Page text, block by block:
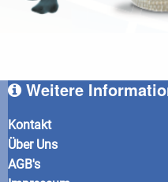
Weitere
Kontakt
Über Uns
AGB's